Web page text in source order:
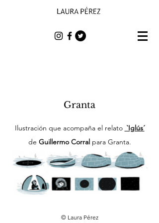
Granta
Ilustración que acompaña el relato `Iglús´
de Guillermo Corral para Granta.
© Laura Pérez